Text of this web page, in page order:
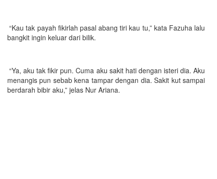
“Kau tak payah fikirlah pasal abang tiri kau tu,” kata Fazuha lalu
bangkit ingin keluar dari bilik.
“Ya, aku tak fikir pun. Cuma aku sakit hati dengan isteri dia. Aku
menangis pun sebab kena tampar dengan dia. Sakit kut sampai
berdarah bibir aku,” jelas Nur Ariana.